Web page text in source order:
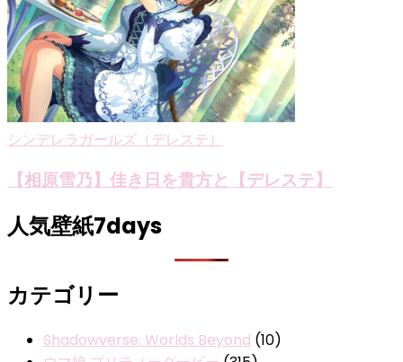
シンデレラガールズ（デレステ）
【相原雪乃】佳き日を貴方と【デレステ】
人気壁紙7days
カテゴリー
Shadowverse: Worlds Beyond (10)